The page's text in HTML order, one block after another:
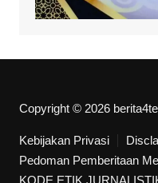
Copyright © 2026
Kebijakan Privasi
Pedoman Pemberitaan
KODE ETIK